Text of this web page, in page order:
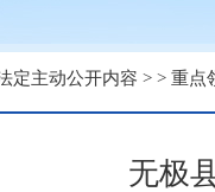
定主动公开内容 > > 重点
无极